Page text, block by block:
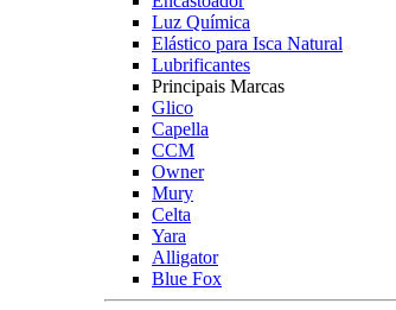
Luz Química
Elástico para Isca Natural
Lubrificantes
Principais Marcas
Glico
Capella
CCM
Owner
Mury
Celta
Yara
Alligator
Blue Fox